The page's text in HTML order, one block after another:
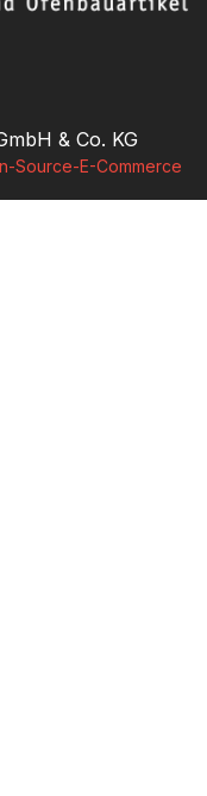
& Co. KG
Source-E-Commerce